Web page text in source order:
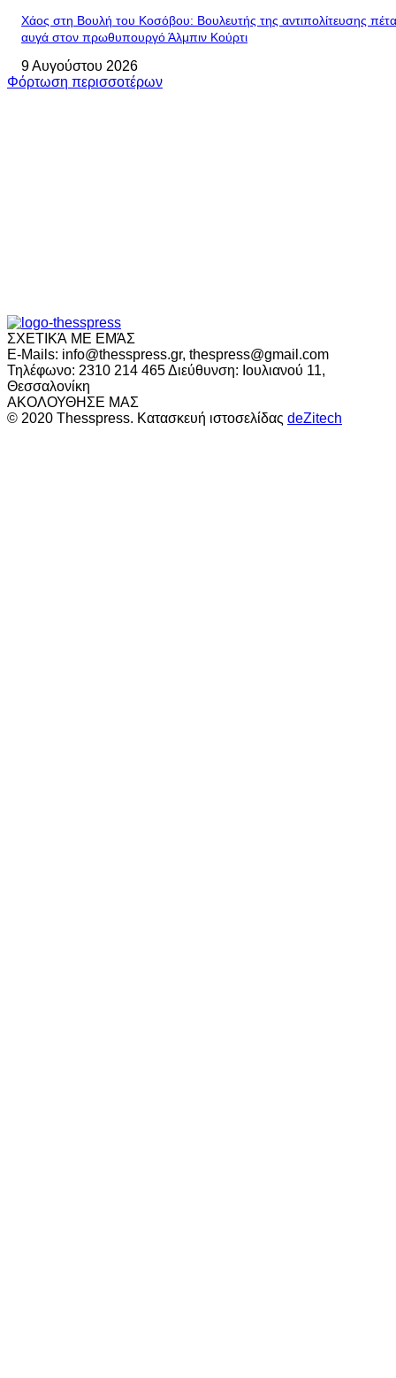
Χάος στη Βουλή του Κοσόβου: Βουλευτής της αντιπολίτευσης
αυγά στον πρωθυπουργό Άλμπιν Κούρτι
9 Αυγούστου 2026
Φόρτωση περισσοτέρων
ΣΧΕΤΙΚΆ ΜΕ ΕΜΆΣ
E-Mails: info@thesspress.gr, thespress@gmail.com
Τηλέφωνο: 2310 214 465 Διεύθυνση: Ιουλιανού 11,
Θεσσαλονίκη
ΑΚΟΛΟΥΘΗΣΕ ΜΑΣ
© 2020 Thesspress. Κατασκευή ιστοσελίδας deZitech